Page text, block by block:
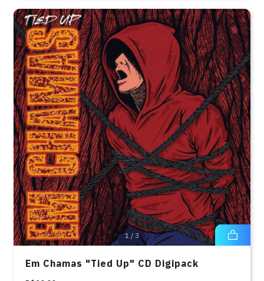
1 / 3
Em Chamas "Tied Up" CD Digipack